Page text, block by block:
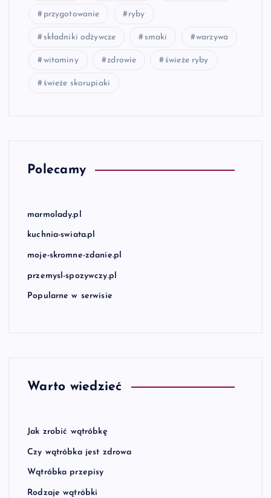
przygotowanie ryby
składniki odżywcze smaki warzywa
witaminy zdrowie świeże ryby
świeże skorupiaki
Polecamy
marmolady.pl
kuchnia-swiata.pl
moje-skromne-zdanie.pl
przemysl-spozywczy.pl
Popularne w serwisie
Warto wiedzieć
Jak zrobić wątróbkę
Czy wątróbka jest zdrowa
Wątróbka przepisy
Rodzaje wątróbki